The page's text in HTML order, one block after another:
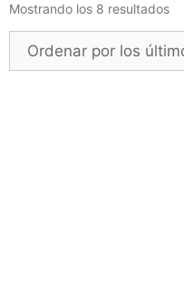
Mostrando los 8 resultados